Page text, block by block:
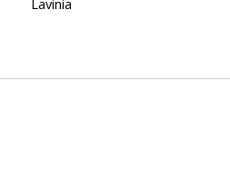
Lavinia